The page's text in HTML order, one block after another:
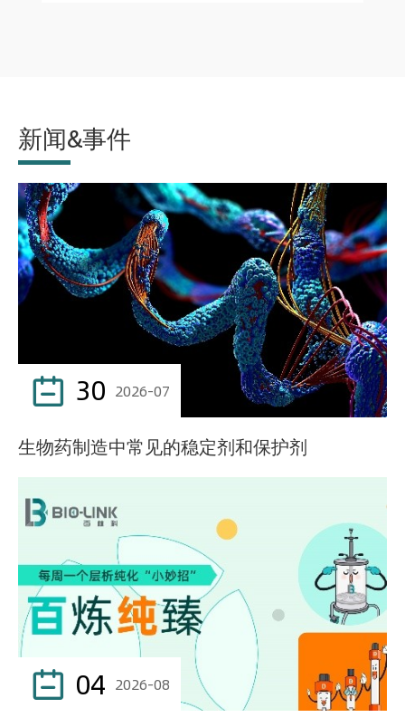
新闻&事件
 30 2026-07
生物药制造中常见的稳定剂和保护剂
 04 2026-08